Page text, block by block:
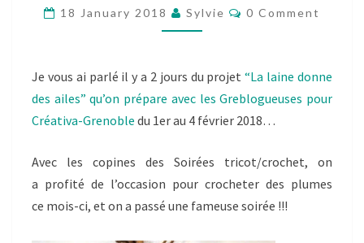
PLUMES
ET
GÂTEAU
AU
CHOCOLAT
18 January 2018 Sylvie Comments
0 Comment
Je vous ai parlé il y a 2 jours du projet “La laine donne
des ailes” qu’on prépare avec les Greblogueuses pour
Créativa-Grenoble du 1er au 4 février 2018…
Avec les copines des Soirées tricot/crochet, on
a profité de l’occasion pour crocheter des plumes
ce mois-ci, et on a passé une fameuse soirée !!!